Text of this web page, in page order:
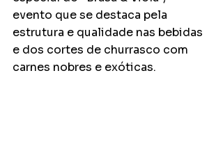
evento que se destaca pela
estrutura e qualidade nas bebidas
e dos cortes de churrasco com
carnes nobres e exóticas.